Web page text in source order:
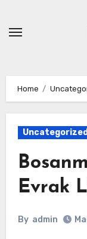
Home
Uncategorized
Evrak
By admin